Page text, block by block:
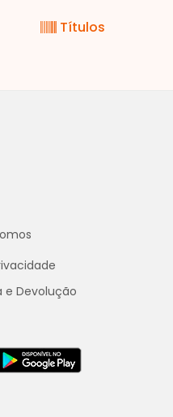
Títulos
e Devolução